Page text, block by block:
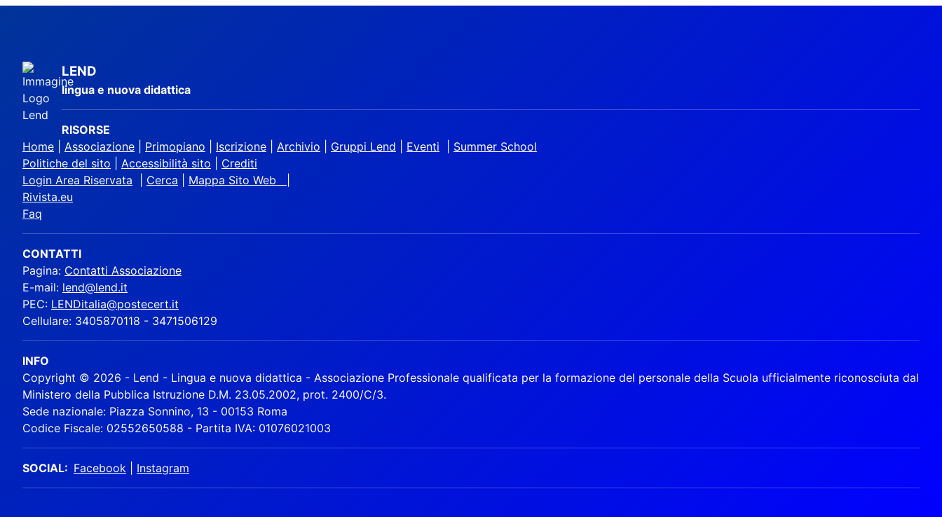
LEND
lingua e nuova didattica
RISORSE
Home
Associazione Primopiano Iscrizione Archivio Gruppi Lend Eventi
Summer School
Politiche del sito
Accessibilità sito
Crediti
Login Area Riservata
Cerca
Mappa Sito Web |
Rivista.eu
Faq
CONTATTI
Pagina: Contatti Associazione
E-mail: lend@lend.it
PEC: LENDitalia@postecert.it
Cellulare: 3405870118 - 3471506129
INFO
Copyright © 2026 - Lend - Lingua e nuova didattica - Associazione Professionale qualificata per la formazione del personale della Scuola ufficialmente riconosciuta dal
Ministero della Pubblica Istruzione D.M. 23.05.2002, prot. 2400/C/3.
Sede nazionale: Piazza Sonnino, 13 - 00153 Roma
Codice Fiscale: 02552650588 - Partita IVA: 01076021003
SOCIAL: Facebook Instagram